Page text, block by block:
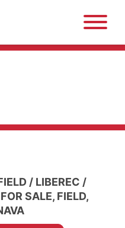
/ LIBEREC /
SALE, FIELD,